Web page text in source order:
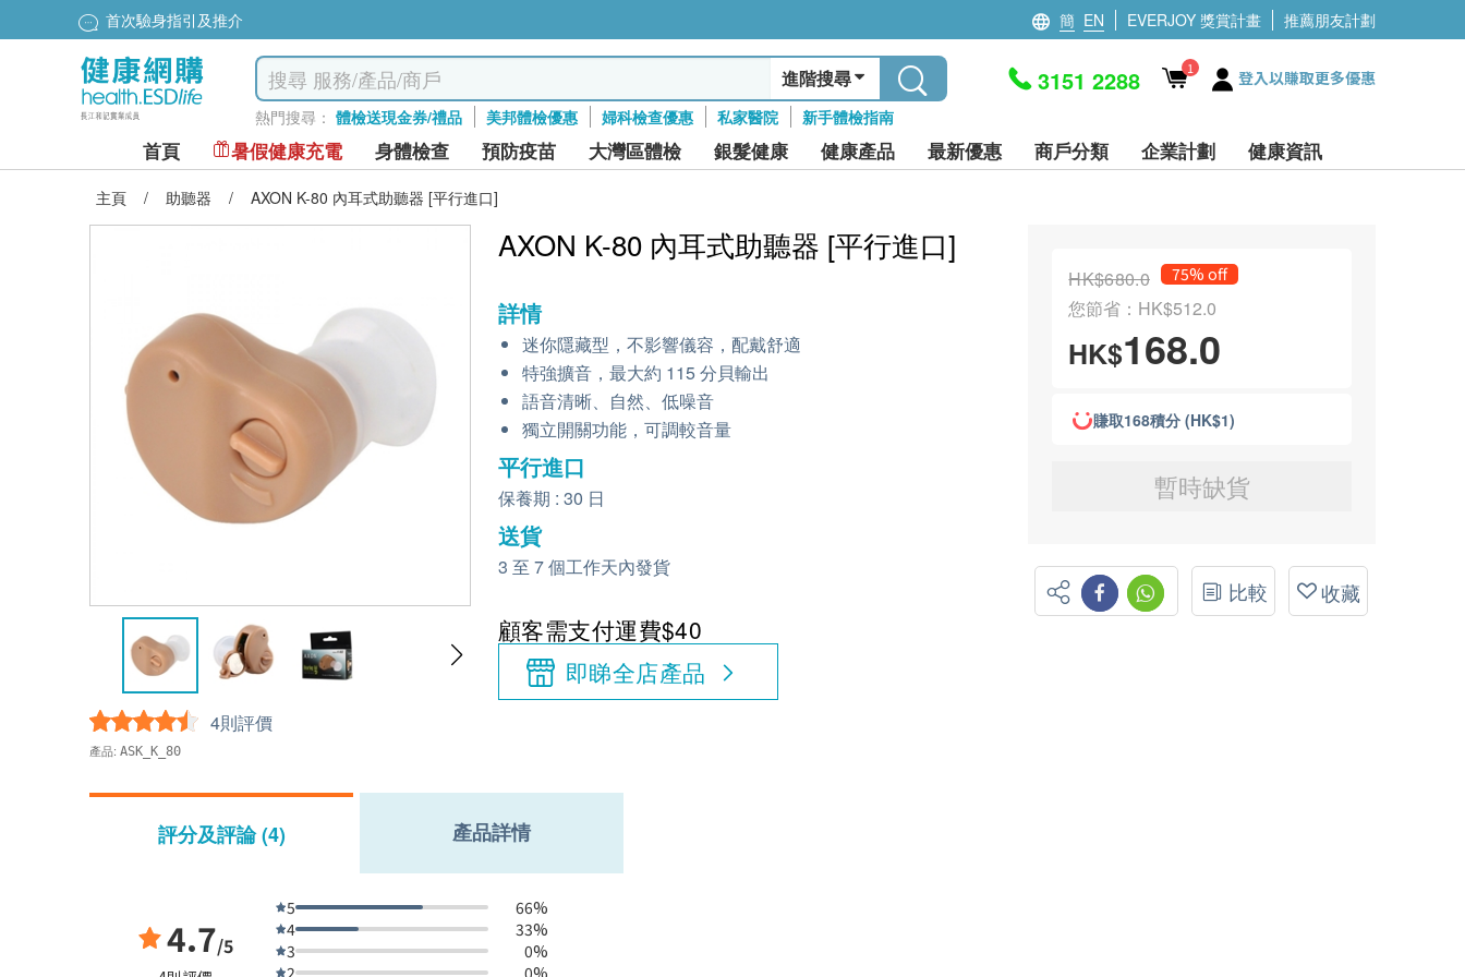
首次驗身指引及推介 簡 EN EVERJOY 獎賞計畫 推薦朋友計劃
進階搜尋
熱門搜尋： 體檢送現金券/禮品 美邦體檢優惠 婦科檢查優惠 私家醫院 新手體檢指南
3151 2288 1 登入以賺取更多優惠
首頁 暑假健康充電 身體檢查 預防疫苗 大灣區體檢 銀髮健康 健康產品 最新優惠 商戶分類 企業計劃 健康資訊
主頁 / 助聽器 / AXON K-80 內耳式助聽器 [平行進口]
4則評價
產品: ASK_K_80
AXON K-80 內耳式助聽器 [平行進口]
詳情
迷你隱藏型，不影響儀容，配戴舒適
特強擴音，最大約 115 分貝輸出
語音清晰、自然、低噪音
獨立開關功能，可調較音量
平行進口
保養期 : 30 日
送貨
3 至 7 個工作天內發貨
顧客需支付運費$40
即睇全店產品
HK$680.0 75% off
您節省：HK$512.0
HK$168.0
賺取168積分 (HK$1)
暫時缺貨
比較 收藏
評分及評論 (4) 產品詳情
4.7/5
5
66%
4
33%
3
0%
2
0%